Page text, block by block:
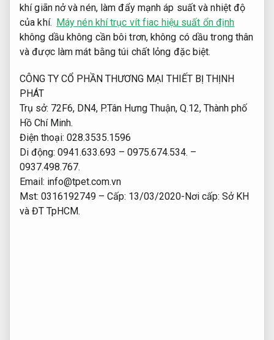
khí giãn nở và nén, làm đẩy mạnh áp suất và nhiệt độ
của khí. Máy nén khí trục vít fiac hiệu suất ổn định
không dầu không cần bôi trơn, không có dầu trong thân
và được làm mát bằng túi chất lỏng đặc biệt.
CÔNG TY CỔ PHẦN THƯƠNG MẠI THIẾT BỊ THỊNH
PHÁT
Trụ sở: 72F6, DN4, P.Tân Hưng Thuận, Q.12, Thành phố
Hồ Chí Minh.
Điện thoại: 028.3535.1596
Di động: 0941.633.693 – 0975.674.534. –
0937.498.767.
Email: info@tpet.com.vn
Mst: 0316192749 – Cấp: 13/03/2020-Nơi cấp: Sở KH
và ĐT TpHCM.